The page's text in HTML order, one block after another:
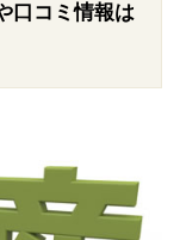
口コミ情報は